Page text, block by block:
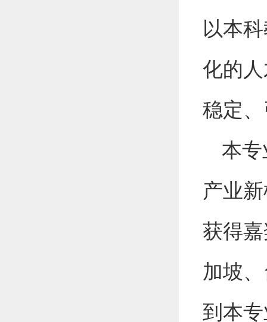
以本
化的
稳定
本
产业新
获得
加坡
到本